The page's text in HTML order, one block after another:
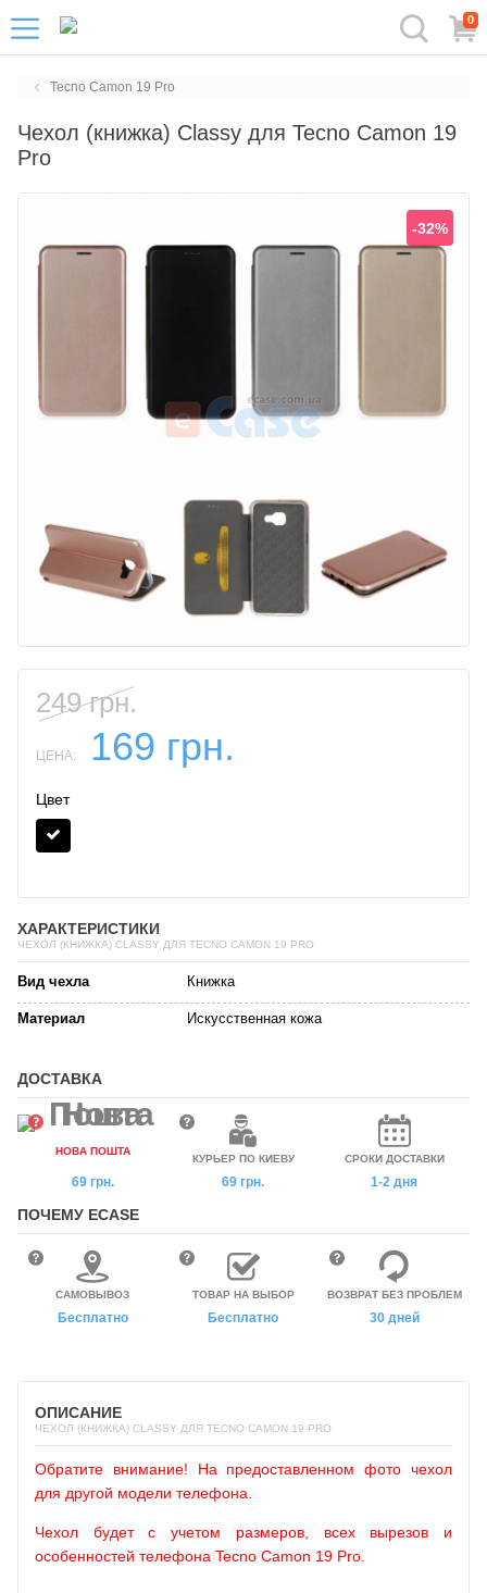
0
Tecno Camon 19 Pro
Чехол (книжка) Classy для Tecno Camon 19
Pro
-32%
249 грн.
ЦЕНА: 169 грн.
Цвет
ХАРАКТЕРИСТИКИ
ЧЕХОЛ (КНИЖКА) CLASSY ДЛЯ TECNO CAMON 19 PRO
Вид чехла Книжка
Материал Искусственная кожа
ДОСТАВКА
НОВА ПОШТА
69 грн.
КУРЬЕР ПО КИЕВУ
69 грн.
СРОКИ ДОСТАВКИ
1-2 дня
ПОЧЕМУ ECASE
САМОВЫВОЗ
Бесплатно
ТОВАР НА ВЫБОР
Бесплатно
ВОЗВРАТ БЕЗ ПРОБЛЕМ
30 дней
ОПИСАНИЕ
ЧЕХОЛ (КНИЖКА) CLASSY ДЛЯ TECNO CAMON 19 PRO
Обратите внимание! На предоставленном фото чехол
для другой модели телефона.
Чехол будет с учетом размеров, всех вырезов и
особенностей телефона Tecno Camon 19 Pro.